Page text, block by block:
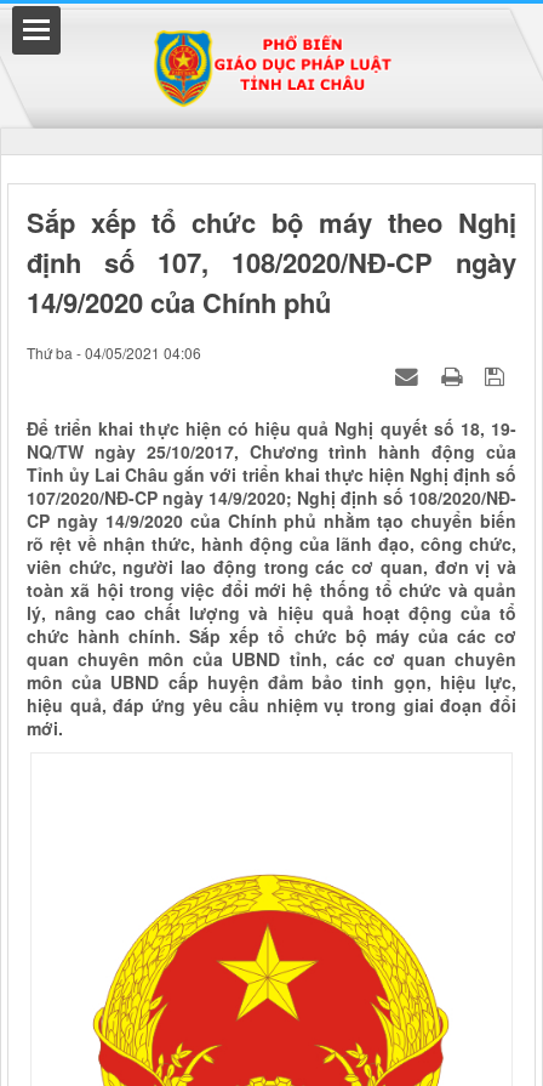
Sắp xếp tổ chức bộ máy theo Nghị
định số 107, 108/2020/NĐ-CP ngày
14/9/2020 của Chính phủ
Thứ ba - 04/05/2021 04:06
Để triển khai thực hiện có hiệu quả Nghị quyết số 18, 19-
NQ/TW ngày 25/10/2017, Chương trình hành động của
Tỉnh ủy Lai Châu gắn với triển khai thực hiện Nghị định số
107/2020/NĐ-CP ngày 14/9/2020; Nghị định số 108/2020/NĐ-
CP ngày 14/9/2020 của Chính phủ nhằm tạo chuyển biến
rõ rệt về nhận thức, hành động của lãnh đạo, công chức,
viên chức, người lao động trong các cơ quan, đơn vị và
toàn xã hội trong việc đổi mới hệ thống tổ chức và quản
lý, nâng cao chất lượng và hiệu quả hoạt động của tổ
chức hành chính. Sắp xếp tổ chức bộ máy của các cơ
quan chuyên môn của UBND tỉnh, các cơ quan chuyên
môn của UBND cấp huyện đảm bảo tinh gọn, hiệu lực,
hiệu quả, đáp ứng yêu cầu nhiệm vụ trong giai đoạn đổi
mới.
Đã kết nối EMC